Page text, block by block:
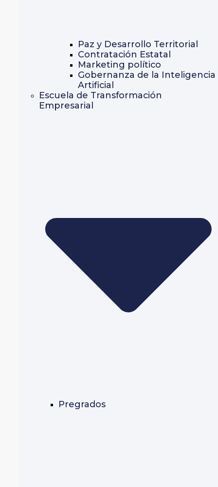
Paz y Desarrollo Territorial
Contratación Estatal
Marketing político
Gobernanza de la Inteligencia
Artificial
Escuela de Transformación
Empresarial
Pregrados